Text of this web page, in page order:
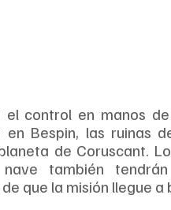
control en manos
Bespin, las ruinas
de Coruscant.
también tendrán
que la misión llegue a